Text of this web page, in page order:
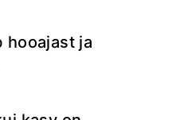
hooajast ja